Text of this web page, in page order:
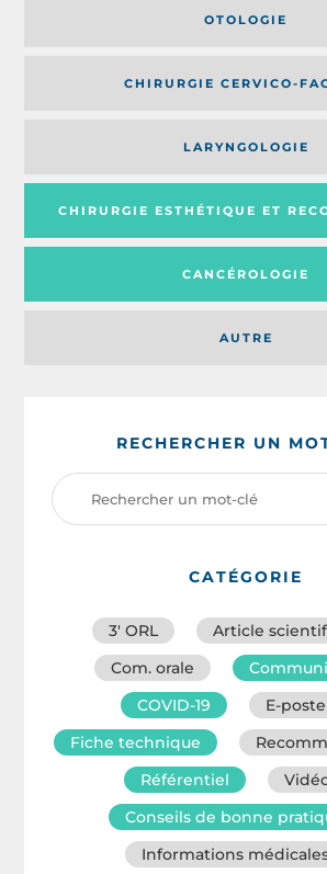
OTOLOGIE
CHIRURGIE CERVICO-
AUTRE
LARYNGOLOGIE
CHIRURGIE ESTHÉTIQUE ET
CANCÉROLOGIE
RECHERCHER UN
CATÉGORIE
3′ ORL
Article
Com. orale
COVID-19
E-
Fiche technique
Référentiel
Conseils de bonne
Informations